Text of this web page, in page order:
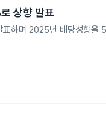
상향 발표
하며 2025년 배당성향